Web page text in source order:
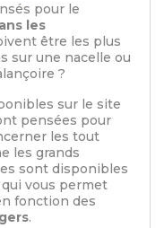
pour le
les
être les plus
sur une nacelle ou
?
sur le site
pensées pour
les tout
les grands
sont disponibles
vous permet
fonction des
.